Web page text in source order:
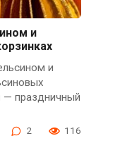
и
и
— праздничный
2 116